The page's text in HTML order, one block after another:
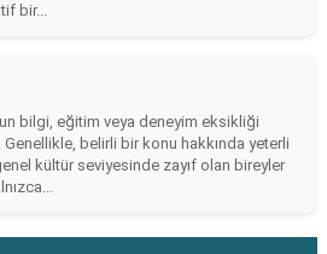
bir...
bilgi, eğitim veya deneyim eksikliği
Genellikle, belirli bir konu hakkında yeterli
kültür seviyesinde zayıf olan bireyler